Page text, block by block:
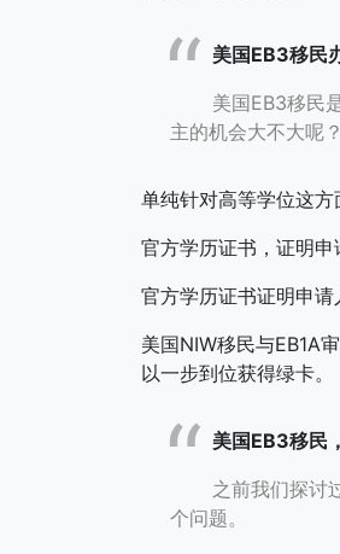
美国EB3移民
美国EB3移民
主的机会大不大呢
单纯针对高等学位这
官方学历证书，证明
官方学历证书证明申
美国NIW移民与EB1A
以一步到位获得绿卡。
美国EB3移民
之前我们探讨
个问题。